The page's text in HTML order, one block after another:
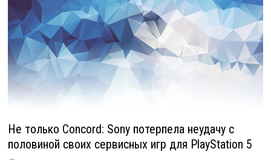
Не только Concord: Sony потерпела неудачу с
половиной своих сервисных игр для PlayStation 5